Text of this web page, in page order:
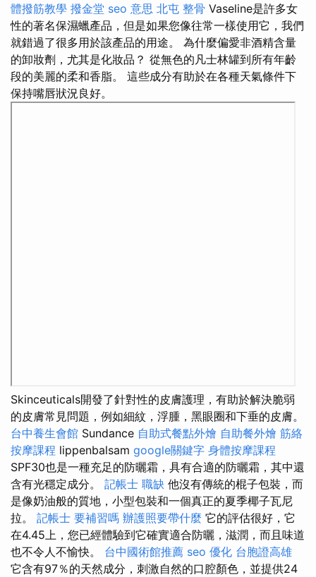
體撥筋教學 撥金堂 seo 意思 北屯 整骨 Vaseline是許多女
性的著名保濕蠟產品，但是如果您像往常一樣使用它，我們
就錯過了很多用於該產品的用途。 為什麼偏愛非酒精含量
的卸妝劑，尤其是化妝品？ 從無色的凡士林罐到所有年齡
段的美麗的柔和香脂。 這些成分有助於在各種天氣條件下
保持嘴唇狀況良好。
Skinceuticals開發了針對性的皮膚護理，有助於解決脆弱
的皮膚常見問題，例如細紋，浮腫，黑眼圈和下垂的皮膚。
台中養生會館 Sundance 自助式餐點外燴 自助餐外燴 筋絡
按摩課程 lippenbalsam google關鍵字 身體按摩課程
SPF30也是一種充足的防曬霜，具有合適的防曬霜，其中還
含有光穩定成分。 記帳士 職缺 他沒有傳統的棍子包裝，而
是像奶油般的質地，小型包裝和一個真正的夏季椰子瓦尼
拉。 記帳士 要補習嗎 辦護照要帶什麼 它的評估很好，它
在4.45上，您已經體驗到它確實適合防曬，滋潤，而且味道
也不令人不愉快。 台中國術館推薦 seo 優化 台胞證高雄
它含有97％的天然成分，刺激自然的口腔顏色，並提供24